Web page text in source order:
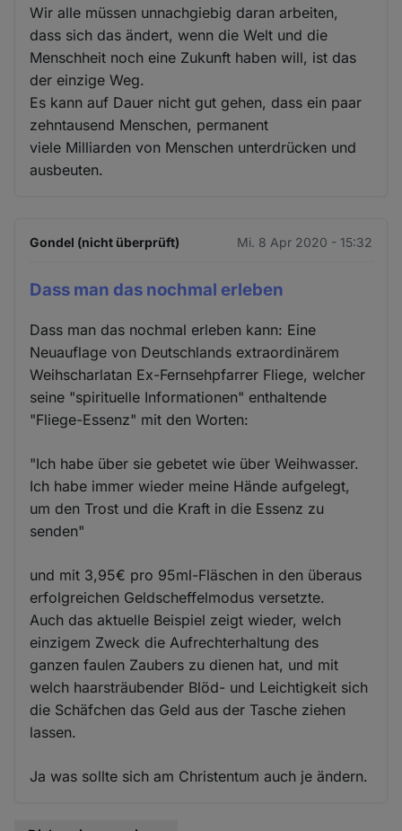
Wir alle müssen unnachgiebig daran arbeiten,
dass sich das ändert, wenn die Welt und die
Menschheit noch eine Zukunft haben will, ist das
der einzige Weg.
Es kann auf Dauer nicht gut gehen, dass ein paar
zehntausend Menschen, permanent
viele Milliarden von Menschen unterdrücken und
ausbeuten.
Gondel (nicht überprüft) Mi. 8 Apr 2020 - 15:32
Dass man das nochmal erleben
Dass man das nochmal erleben kann: Eine
Neuauflage von Deutschlands extraordinärem
Weihscharlatan Ex-Fernsehpfarrer Fliege, welcher
seine "spirituelle Informationen" enthaltende
"Fliege-Essenz" mit den Worten:
"Ich habe über sie gebetet wie über Weihwasser.
Ich habe immer wieder meine Hände aufgelegt,
um den Trost und die Kraft in die Essenz zu
senden"
und mit 3,95€ pro 95ml-Fläschen in den überaus
erfolgreichen Geldscheffelmodus versetzte.
Auch das aktuelle Beispiel zeigt wieder, welch
einzigem Zweck die Aufrechterhaltung des
ganzen faulen Zaubers zu dienen hat, und mit
welch haarsträubender Blöd- und Leichtigkeit sich
die Schäfchen das Geld aus der Tasche ziehen
lassen.
Ja was sollte sich am Christentum auch je ändern.